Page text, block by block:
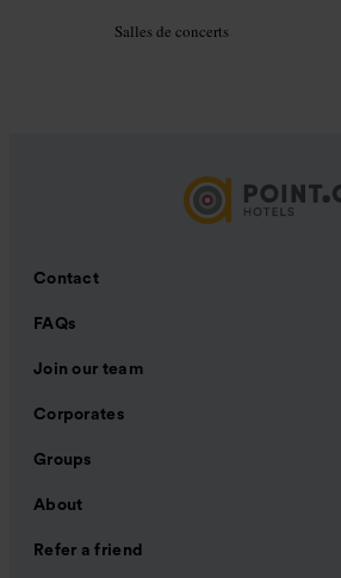
Salles de concerts
Contact
FAQs
Join our team
Corporates
Groups
About
Refer a friend